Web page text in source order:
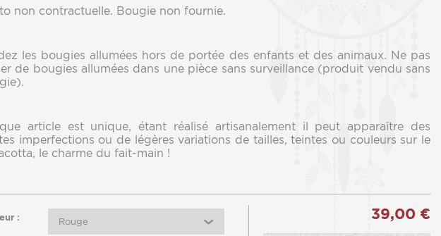
non contractuelle. Bougie non fournie.
les bougies allumées hors de portée des enfants et des animaux. Ne pas
de bougies allumées dans une pièce sans surveillance (produit vendu sans
article est unique, étant réalisé artisanalement il peut apparaître des
imperfections ou de légères variations de tailles, teintes ou couleurs sur le
le charme du fait-main !
: Rouge 39,00 €